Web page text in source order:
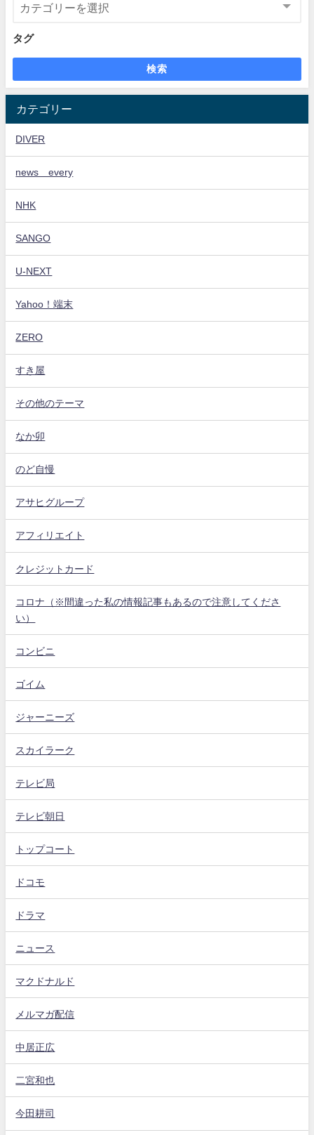
タグ
検索
カテゴリー
DIVER
news every
NHK
SANGO
U-NEXT
Yahoo！端末
ZERO
すき屋
その他のテーマ
なか卯
のど自慢
アサヒグループ
アフィリエイト
クレジットカード
コロナ（※間違った私の情報記事もあるので注意してくださ
い）
コンビニ
ゴイム
ジャーニーズ
スカイラーク
テレビ局
テレビ朝日
トップコート
ドコモ
ドラマ
ニュース
マクドナルド
メルマガ配信
中居正広
二宮和也
今田耕司